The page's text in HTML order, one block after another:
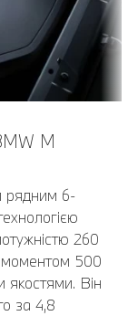
M
рядним 6-
260
моментом 500
якостями. Він
за 4,8
Line.
доповнюють
оснащенням.